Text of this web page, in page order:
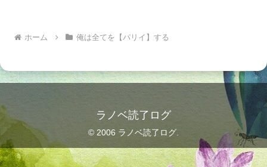
ホーム 俺は全てを【パリイ】する
ラノベ読了ログ
© 2006 ラノベ読了ログ.